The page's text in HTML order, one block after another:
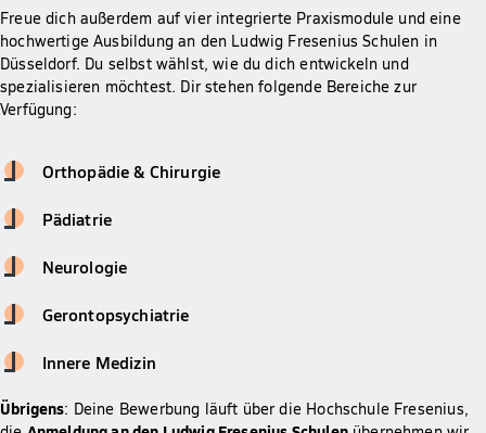
Freue dich außerdem auf vier integrierte Praxismodule und eine
hochwertige Ausbildung an den Ludwig Fresenius Schulen in
Düsseldorf. Du selbst wählst, wie du dich entwickeln und
spezialisieren möchtest. Dir stehen folgende Bereiche zur
Verfügung:
Orthopädie & Chirurgie
Pädiatrie
Neurologie
Gerontopsychiatrie
Innere Medizin
Übrigens: Deine Bewerbung läuft über die Hochschule Fresenius,